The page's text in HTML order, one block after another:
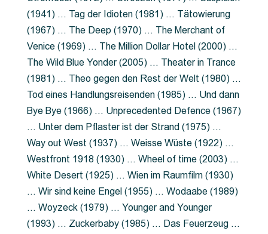
(1941) … Tag der Idioten (1981) … Tätowierung
(1967) … The Deep (1970) … The Merchant of
Venice (1969) … The Million Dollar Hotel (2000) …
The Wild Blue Yonder (2005) … Theater in Trance
(1981) … Theo gegen den Rest der Welt (1980) …
Tod eines Handlungsreisenden (1985) … Und dann
Bye Bye (1966) … Unprecedented Defence (1967)
… Unter dem Pflaster ist der Strand (1975) …
Way out West (1937) … Weisse Wüste (1922) …
Westfront 1918 (1930) … Wheel of time (2003) …
White Desert (1925) … Wien im Raumfilm (1930)
… Wir sind keine Engel (1955) … Wodaabe (1989)
… Woyzeck (1979) … Younger and Younger
(1993) … Zuckerbaby (1985) … Das Feuerzeug …